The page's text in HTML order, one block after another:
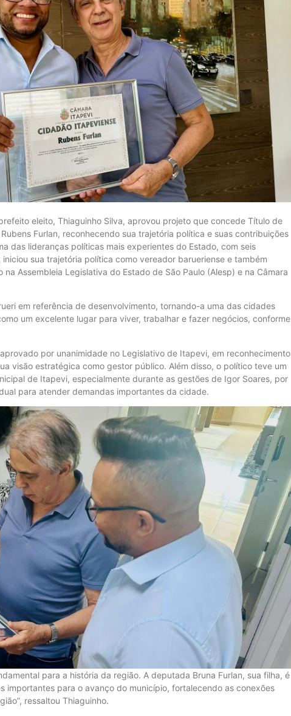
eleito, Thiaguinho Silva, aprovou projeto que concede Título de
Furlan, reconhecendo sua trajetória política e suas contribuições
das lideranças políticas mais experientes do Estado, com seis
sua trajetória política como vereador barueriense e também
Assembleia Legislativa do Estado de São Paulo (Alesp) e na Câmara
em referência de desenvolvimento, tornando-a uma das cidades
um excelente lugar para viver, trabalhar e fazer negócios, conforme
por unanimidade no Legislativo de Itapevi, em reconhecimento
visão estratégica como gestor público. Além disso, o político teve um
de Itapevi, especialmente durante as gestões de Igor Soares, por
para atender demandas importantes da cidade.
para a história da região. A deputada Bruna Furlan, sua filha, é
importantes para o avanço do município, fortalecendo as conexões
ressaltou Thiaguinho.